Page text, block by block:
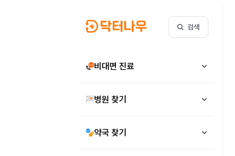
검색
비대면 진료
병원 찾기
약국 찾기